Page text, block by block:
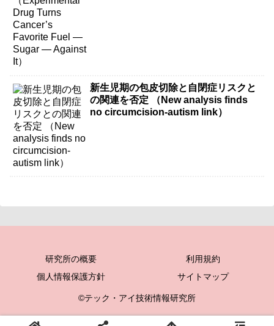
新生児期の包皮切除と自閉症リスクと
の関連を否定 （New analysis finds
no circumcision-autism link）
研究所の概要
利用規約
個人情報保護方針
サイトマップ
©テック・アイ技術情報研究所